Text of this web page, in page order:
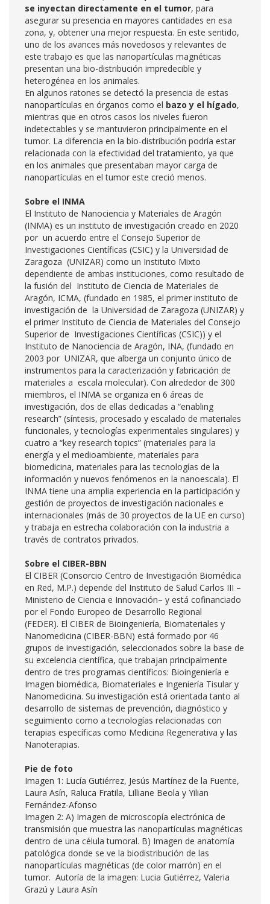
se inyectan directamente en el tumor, para
asegurar su presencia en mayores cantidades en esa
zona, y, obtener una mejor respuesta. En este sentido,
uno de los avances más novedosos y relevantes de
este trabajo es que las nanopartículas magnéticas
presentan una bio-distribución impredecible y
heterogénea en los animales.
En algunos ratones se detectó la presencia de estas
nanopartículas en órganos como el bazo y el hígado,
mientras que en otros casos los niveles fueron
indetectables y se mantuvieron principalmente en el
tumor. La diferencia en la bio-distribución podría estar
relacionada con la efectividad del tratamiento, ya que
en los animales que presentaban mayor carga de
nanopartículas en el tumor este creció menos.
Sobre el INMA
El Instituto de Nanociencia y Materiales de Aragón
(INMA) es un instituto de investigación creado en 2020
por un acuerdo entre el Consejo Superior de
Investigaciones Científicas (CSIC) y la Universidad de
Zaragoza (UNIZAR) como un Instituto Mixto
dependiente de ambas instituciones, como resultado de
la fusión del Instituto de Ciencia de Materiales de
Aragón, ICMA, (fundado en 1985, el primer instituto de
investigación de la Universidad de Zaragoza (UNIZAR) y
el primer Instituto de Ciencia de Materiales del Consejo
Superior de Investigaciones Científicas (CSIC)) y el
Instituto de Nanociencia de Aragón, INA, (fundado en
2003 por UNIZAR, que alberga un conjunto único de
instrumentos para la caracterización y fabricación de
materiales a escala molecular). Con alrededor de 300
miembros, el INMA se organiza en 6 áreas de
investigación, dos de ellas dedicadas a “enabling
research” (síntesis, procesado y escalado de materiales
funcionales, y tecnologías experimentales singulares) y
cuatro a “key research topics” (materiales para la
energía y el medioambiente, materiales para
biomedicina, materiales para las tecnologías de la
información y nuevos fenómenos en la nanoescala). El
INMA tiene una amplia experiencia en la participación y
gestión de proyectos de investigación nacionales e
internacionales (más de 30 proyectos de la UE en curso)
y trabaja en estrecha colaboración con la industria a
través de contratos privados.
Sobre el CIBER-BBN
El CIBER (Consorcio Centro de Investigación Biomédica
en Red, M.P.) depende del Instituto de Salud Carlos III –
Ministerio de Ciencia e Innovación– y está cofinanciado
por el Fondo Europeo de Desarrollo Regional
(FEDER). El CIBER de Bioingeniería, Biomateriales y
Nanomedicina (CIBER-BBN) está formado por 46
grupos de investigación, seleccionados sobre la base de
su excelencia científica, que trabajan principalmente
dentro de tres programas científicos: Bioingeniería e
Imagen biomédica, Biomateriales e Ingeniería Tisular y
Nanomedicina. Su investigación está orientada tanto al
desarrollo de sistemas de prevención, diagnóstico y
seguimiento como a tecnologías relacionadas con
terapias específicas como Medicina Regenerativa y las
Nanoterapias.
Pie de foto
Imagen 1: Lucía Gutiérrez, Jesús Martínez de la Fuente,
Laura Asín, Raluca Fratila, Lilliane Beola y Yilian
Fernández-Afonso
Imagen 2: A) Imagen de microscopía electrónica de
transmisión que muestra las nanopartículas magnéticas
dentro de una célula tumoral. B) Imagen de anatomía
patológica donde se ve la biodistribución de las
nanopartículas magnéticas (de color marrón) en el
tumor. Autoría de la imagen: Lucia Gutiérrez, Valeria
Grazú y Laura Asín